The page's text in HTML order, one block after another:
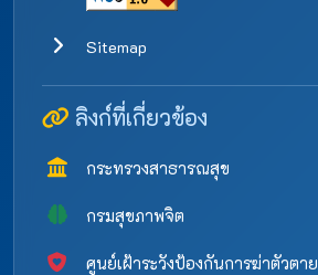
Sitemap
ลิงก์ที่เกี่ยวข้อง
กระทรวงสาธารณสุข
กรมสุขภาพจิต
ศูนย์เฝ้าระวังป้องกันการฆ่าตัวตาย